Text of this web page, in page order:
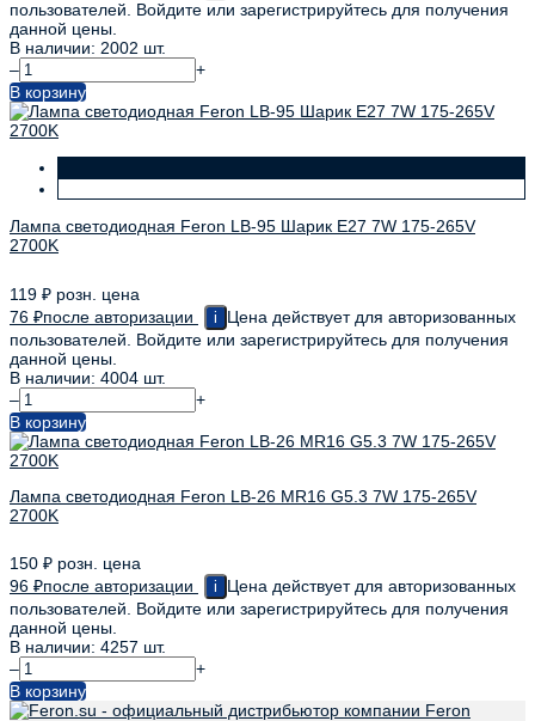
пользователей. Войдите или зарегистрируйтесь для получения
данной цены.
В наличии: 2002 шт.
–
+
В корзину
Лампа светодиодная Feron LB-95 Шарик E27 7W 175-265V
2700K
119 ₽ розн. цена
76 ₽после авторизации i
Цена действует для авторизованных
пользователей. Войдите или зарегистрируйтесь для получения
данной цены.
В наличии: 4004 шт.
–
+
В корзину
Лампа светодиодная Feron LB-26 MR16 G5.3 7W 175-265V
2700K
150 ₽ розн. цена
96 ₽после авторизации i
Цена действует для авторизованных
пользователей. Войдите или зарегистрируйтесь для получения
данной цены.
В наличии: 4257 шт.
–
+
В корзину